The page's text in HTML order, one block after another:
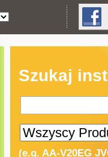
Szukaj
(e.g. AA-V20EG